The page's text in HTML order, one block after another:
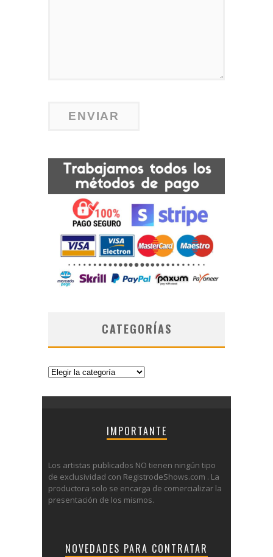
CATEGORÍAS
Categorías
IMPORTANTE
Los artistas publicados NO tienen ningún tipo
de exclusividad con RegistrodeShows.com . La
productora solo se encarga de comercializar la
presentación de los mismos.
NOVEDADES PARA CONTRATAR